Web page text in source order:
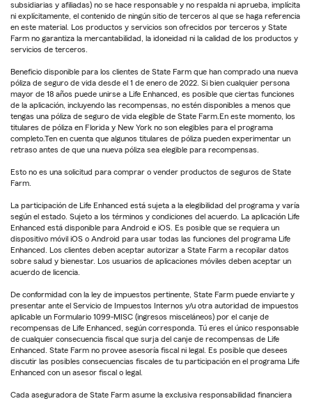
subsidiarias y afiliadas) no se hace responsable y no respalda ni aprueba, implícita
ni explícitamente, el contenido de ningún sitio de terceros al que se haga referencia
en este material. Los productos y servicios son ofrecidos por terceros y State
Farm no garantiza la mercantabilidad, la idoneidad ni la calidad de los productos y
servicios de terceros.
Beneficio disponible para los clientes de State Farm que han comprado una nueva
póliza de seguro de vida desde el 1 de enero de 2022. Si bien cualquier persona
mayor de 18 años puede unirse a Life Enhanced, es posible que ciertas funciones
de la aplicación, incluyendo las recompensas, no estén disponibles a menos que
tengas una póliza de seguro de vida elegible de State Farm.En este momento, los
titulares de póliza en Florida y New York no son elegibles para el programa
completo.Ten en cuenta que algunos titulares de póliza pueden experimentar un
retraso antes de que una nueva póliza sea elegible para recompensas.
Esto no es una solicitud para comprar o vender productos de seguros de State
Farm.
La participación de Life Enhanced está sujeta a la elegibilidad del programa y varía
según el estado. Sujeto a los términos y condiciones del acuerdo. La aplicación Life
Enhanced está disponible para Android e iOS. Es posible que se requiera un
dispositivo móvil iOS o Android para usar todas las funciones del programa Life
Enhanced. Los clientes deben aceptar autorizar a State Farm a recopilar datos
sobre salud y bienestar. Los usuarios de aplicaciones móviles deben aceptar un
acuerdo de licencia.
De conformidad con la ley de impuestos pertinente, State Farm puede enviarte y
presentar ante el Servicio de Impuestos Internos y/u otra autoridad de impuestos
aplicable un Formulario 1099-MISC (ingresos misceláneos) por el canje de
recompensas de Life Enhanced, según corresponda. Tú eres el único responsable
de cualquier consecuencia fiscal que surja del canje de recompensas de Life
Enhanced. State Farm no provee asesoría fiscal ni legal. Es posible que desees
discutir las posibles consecuencias fiscales de tu participación en el programa Life
Enhanced con un asesor fiscal o legal.
Cada aseguradora de State Farm asume la exclusiva responsabilidad financiera